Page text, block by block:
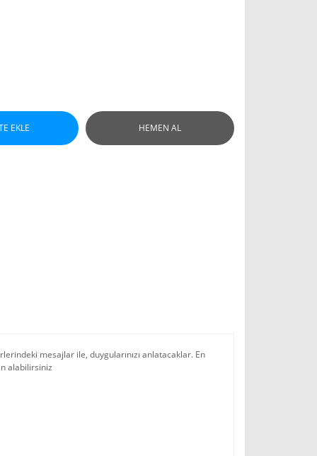
EKLE HEMEN AL
mesajlar ile, duygularınızı anlatacaklar. En
alabilirsiniz